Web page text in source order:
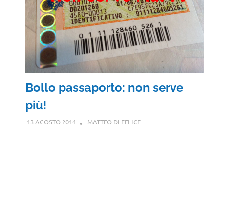
Bollo passaporto: non serve
più!
13 AGOSTO 2014 MATTEO DI FELICE